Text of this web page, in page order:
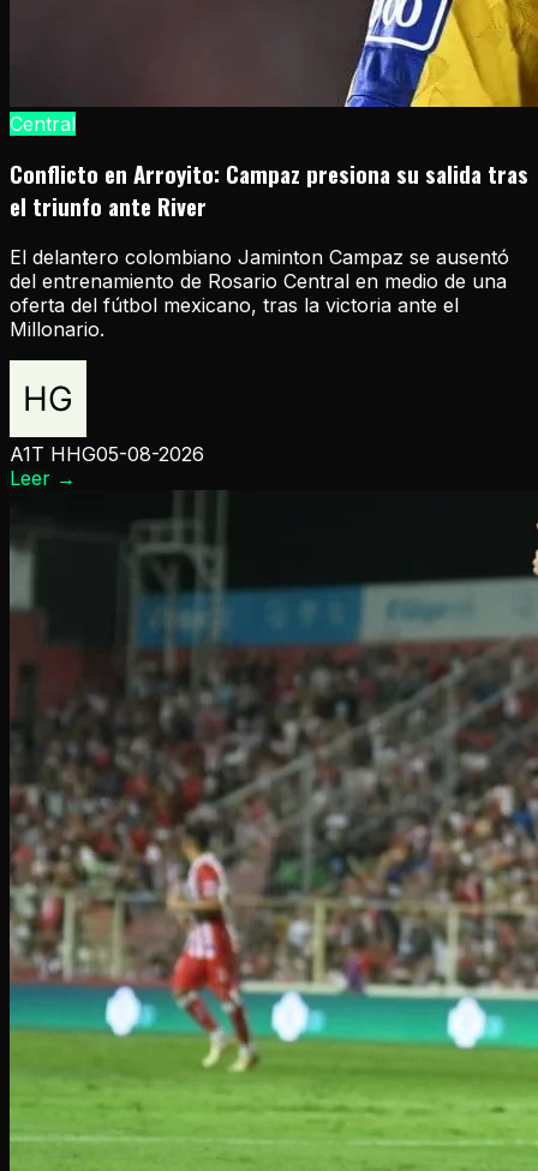
Central
Conflicto en Arroyito: Campaz presiona su salida tras
el triunfo ante River
El delantero colombiano Jaminton Campaz se ausentó
del entrenamiento de Rosario Central en medio de una
oferta del fútbol mexicano, tras la victoria ante el
Millonario.
A1T HHG05-08-2026
Leer →